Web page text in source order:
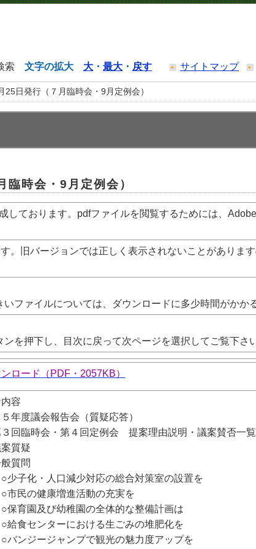
文字の拡大 大 ・ 最大 ・ 戻す サイトマップ
日発行（７月臨時会・9月定例会）
時会・9月定例会）
しております。pdfファイルを閲覧するためには、Adobe
。旧バージョンでは正しく表示されないことがありま
ファイルについては、ダウンロードに多少時間がかか
を押下し、目次に戻って次ページを選択してご覧下さい
ンロード（PDF・2057KB）
容
年度議会報告会（質疑応答）
回臨時会・第４回定例会 提案理由説明・議案賛否一覧
質疑
質問
子化・人口減少対応の総合対策室の設置を
民の健康増進活動の充実を
育園及び幼稚園の全体的な整備計画は
食センターにおける生ごみの堆肥化を
ンジージャンプで観光の魅力度アップを